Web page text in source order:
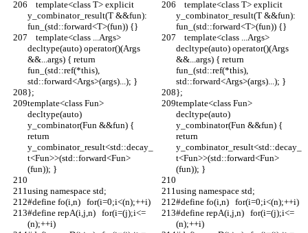
y_combinator_result(T &&fun):
fun_(std::forward<T>(fun)) {}
y_combinator_result(T &&fun):
fun_(std::forward<T>(fun)) {}
decltype(auto) operator()(Args
&&...args) { return
fun_(std::ref(*this),
std::forward<Args>(args)...); }
decltype(auto) operator()(Args
&&...args) { return
fun_(std::ref(*this),
std::forward<Args>(args)...); }
};
};
template<class Fun>
decltype(auto)
y_combinator(Fun &&fun) {
return
y_combinator_result<std::decay_
t<Fun>>(std::forward<Fun>
(fun)); }
template<class Fun>
decltype(auto)
y_combinator(Fun &&fun) {
return
y_combinator_result<std::decay_
t<Fun>>(std::forward<Fun>
(fun)); }
using namespace std;
using namespace std;
#define fo(i,n)   for(i=0;i<(n);++i)
#define fo(i,n)   for(i=0;i<(n);++i)
#define repA(i,j,n)   for(i=(j);i<=
(n);++i)
#define repA(i,j,n)   for(i=(j);i<=
(n);++i)